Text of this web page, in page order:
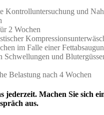
Kontrolluntersuchung und
2 Wochen
im Falle einer
Schwellungen und
Belastung nach 4 Wochen
jederzeit. Machen Sie sich
aus.